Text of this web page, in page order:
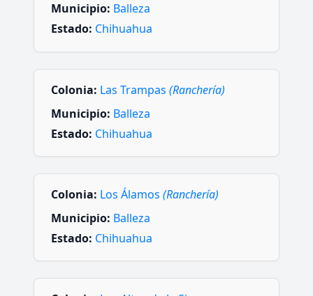
Municipio: Balleza
Estado: Chihuahua
Colonia: Las Trampas (Ranchería)
Municipio: Balleza
Estado: Chihuahua
Colonia: Los Álamos (Ranchería)
Municipio: Balleza
Estado: Chihuahua